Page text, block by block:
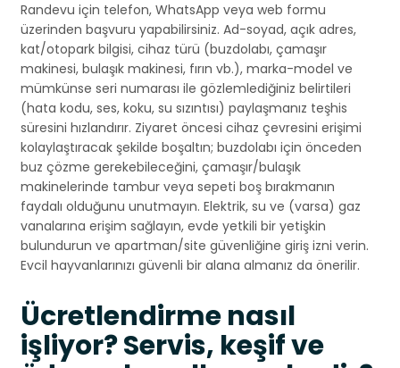
Randevu için telefon, WhatsApp veya web formu
üzerinden başvuru yapabilirsiniz. Ad-soyad, açık adres,
kat/otopark bilgisi, cihaz türü (buzdolabı, çamaşır
makinesi, bulaşık makinesi, fırın vb.), marka-model ve
mümkünse seri numarası ile gözlemlediğiniz belirtileri
(hata kodu, ses, koku, su sızıntısı) paylaşmanız teşhis
süresini hızlandırır. Ziyaret öncesi cihaz çevresini erişimi
kolaylaştıracak şekilde boşaltın; buzdolabı için önceden
buz çözme gerekebileceğini, çamaşır/bulaşık
makinelerinde tambur veya sepeti boş bırakmanın
faydalı olduğunu unutmayın. Elektrik, su ve (varsa) gaz
vanalarına erişim sağlayın, evde yetkili bir yetişkin
bulundurun ve apartman/site güvenliğine giriş izni verin.
Evcil hayvanlarınızı güvenli bir alana almanız da önerilir.
Ücretlendirme nasıl
işliyor? Servis, keşif ve